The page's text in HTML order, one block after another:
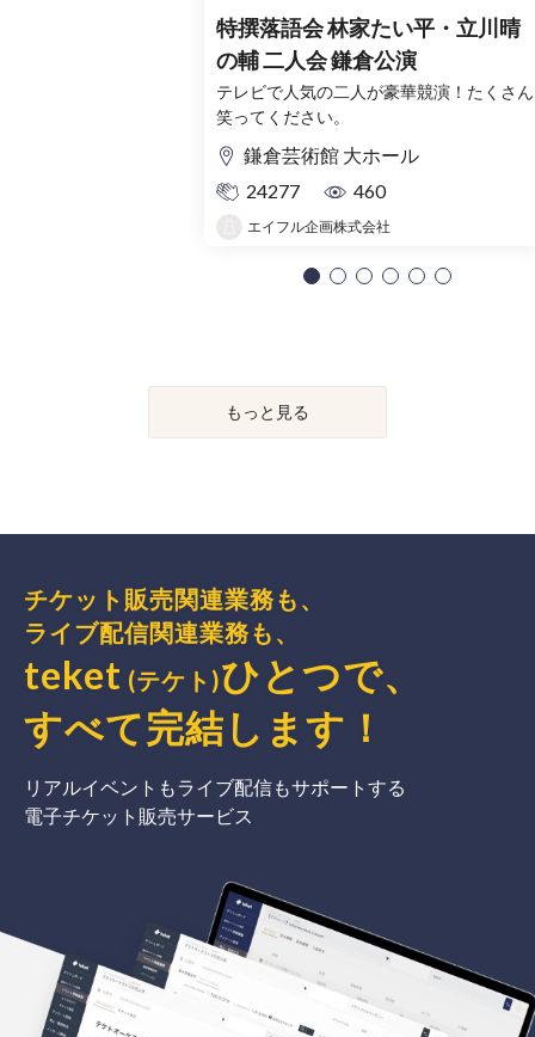
特撰落語会 林家たい平・立川晴
の輔 二人会 鎌倉公演
テレビで人気の二人が豪華競演！たくさん
笑ってください。
鎌倉芸術館 大ホール
24277
460
エイフル企画株式会社
もっと見る
チケット販売関連業務も、
ライブ配信関連業務も、
teket (テケト)ひとつで、
すべて完結 します ！
リアルイベントもライブ配信もサポートする
電子チケット販売サービス